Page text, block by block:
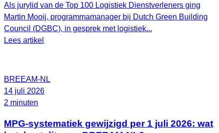
Als jurylid van de Top 100 Logistiek Dienstverleners ging
Martin Mooij, programmamanager bij Dutch Green Building
Council (DGBC), in gesprek met logistiek...
Lees artikel
BREEAM-NL
14 juli 2026
2 minuten
MPG-systematiek gewijzigd per 1 juli 2026: wat